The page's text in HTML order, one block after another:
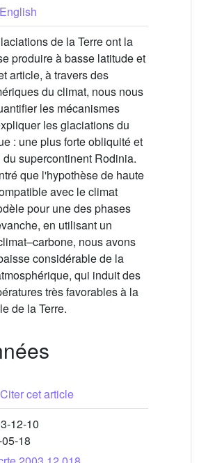
English
de la Terre ont la
produire à basse latitude et
article, à travers des
du climat, nous nous
les mécanismes
les glaciations du
: une plus forte obliquité et
supercontinent Rodinia.
que l'hypothèse de haute
avec le climat
pour une des phases
en utilisant un
nous avons
considérable de la
qui induit des
très favorables à la
de la Terre.
Citer cet article
12-10
18